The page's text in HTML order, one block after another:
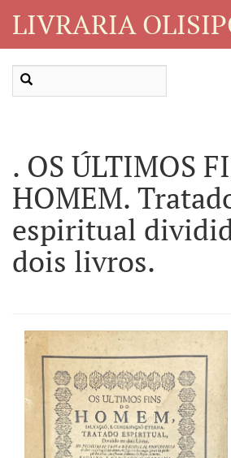
LIVRARIA
. OS ÚLTIMOS
HOMEM.
espiritual
dois livros.